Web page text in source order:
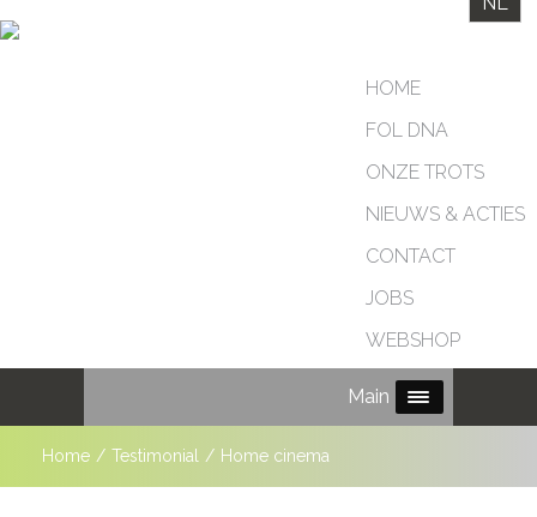
HOME
FOL DNA
ONZE TROTS
NIEUWS & ACTIES
CONTACT
JOBS
WEBSHOP
Main Menu
Home / Testimonial / Home cinema